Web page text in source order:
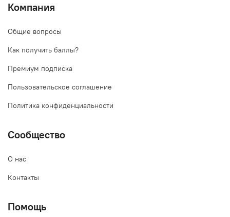
Компания
Общие вопросы
Как получить баллы?
Премиум подписка
Пользовательское соглашение
Политика конфиденциальности
Сообщество
О нас
Контакты
Помощь